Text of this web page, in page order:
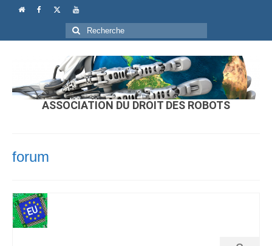
Rechercher
:
ASSOCIATION DU DROIT DES ROBOTS
forum